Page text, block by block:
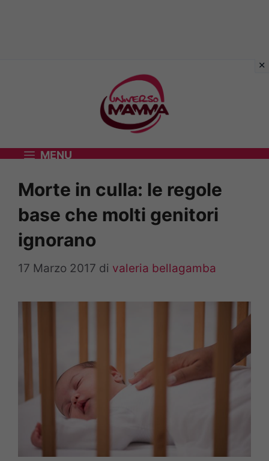
MENU
Morte in culla: le regole
base che molti genitori
ignorano
17 Marzo 2017 di valeria bellagamba